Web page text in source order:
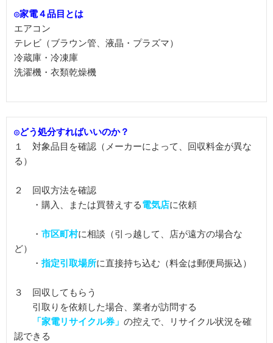
◎家電４品目とは
エアコン
テレビ（ブラウン管、液晶・プラズマ）
冷蔵庫・冷凍庫
洗濯機・衣類乾燥機
◎どう処分すればいいのか？
１　対象品目を確認（メーカーによって、回収料金が異な
る）
２　回収方法を確認
・購入、または買替えする電気店に依頼
・ 市区町村に相談（引っ越して、店が遠方の場合な
ど）
・ 指定引取場所に直接持ち込む（料金は郵便局振込）
３　回収してもらう
引取りを依頼した場合、業者が訪問する
「家電リサイクル券」 の控えで、リサイクル状況を確
認できる